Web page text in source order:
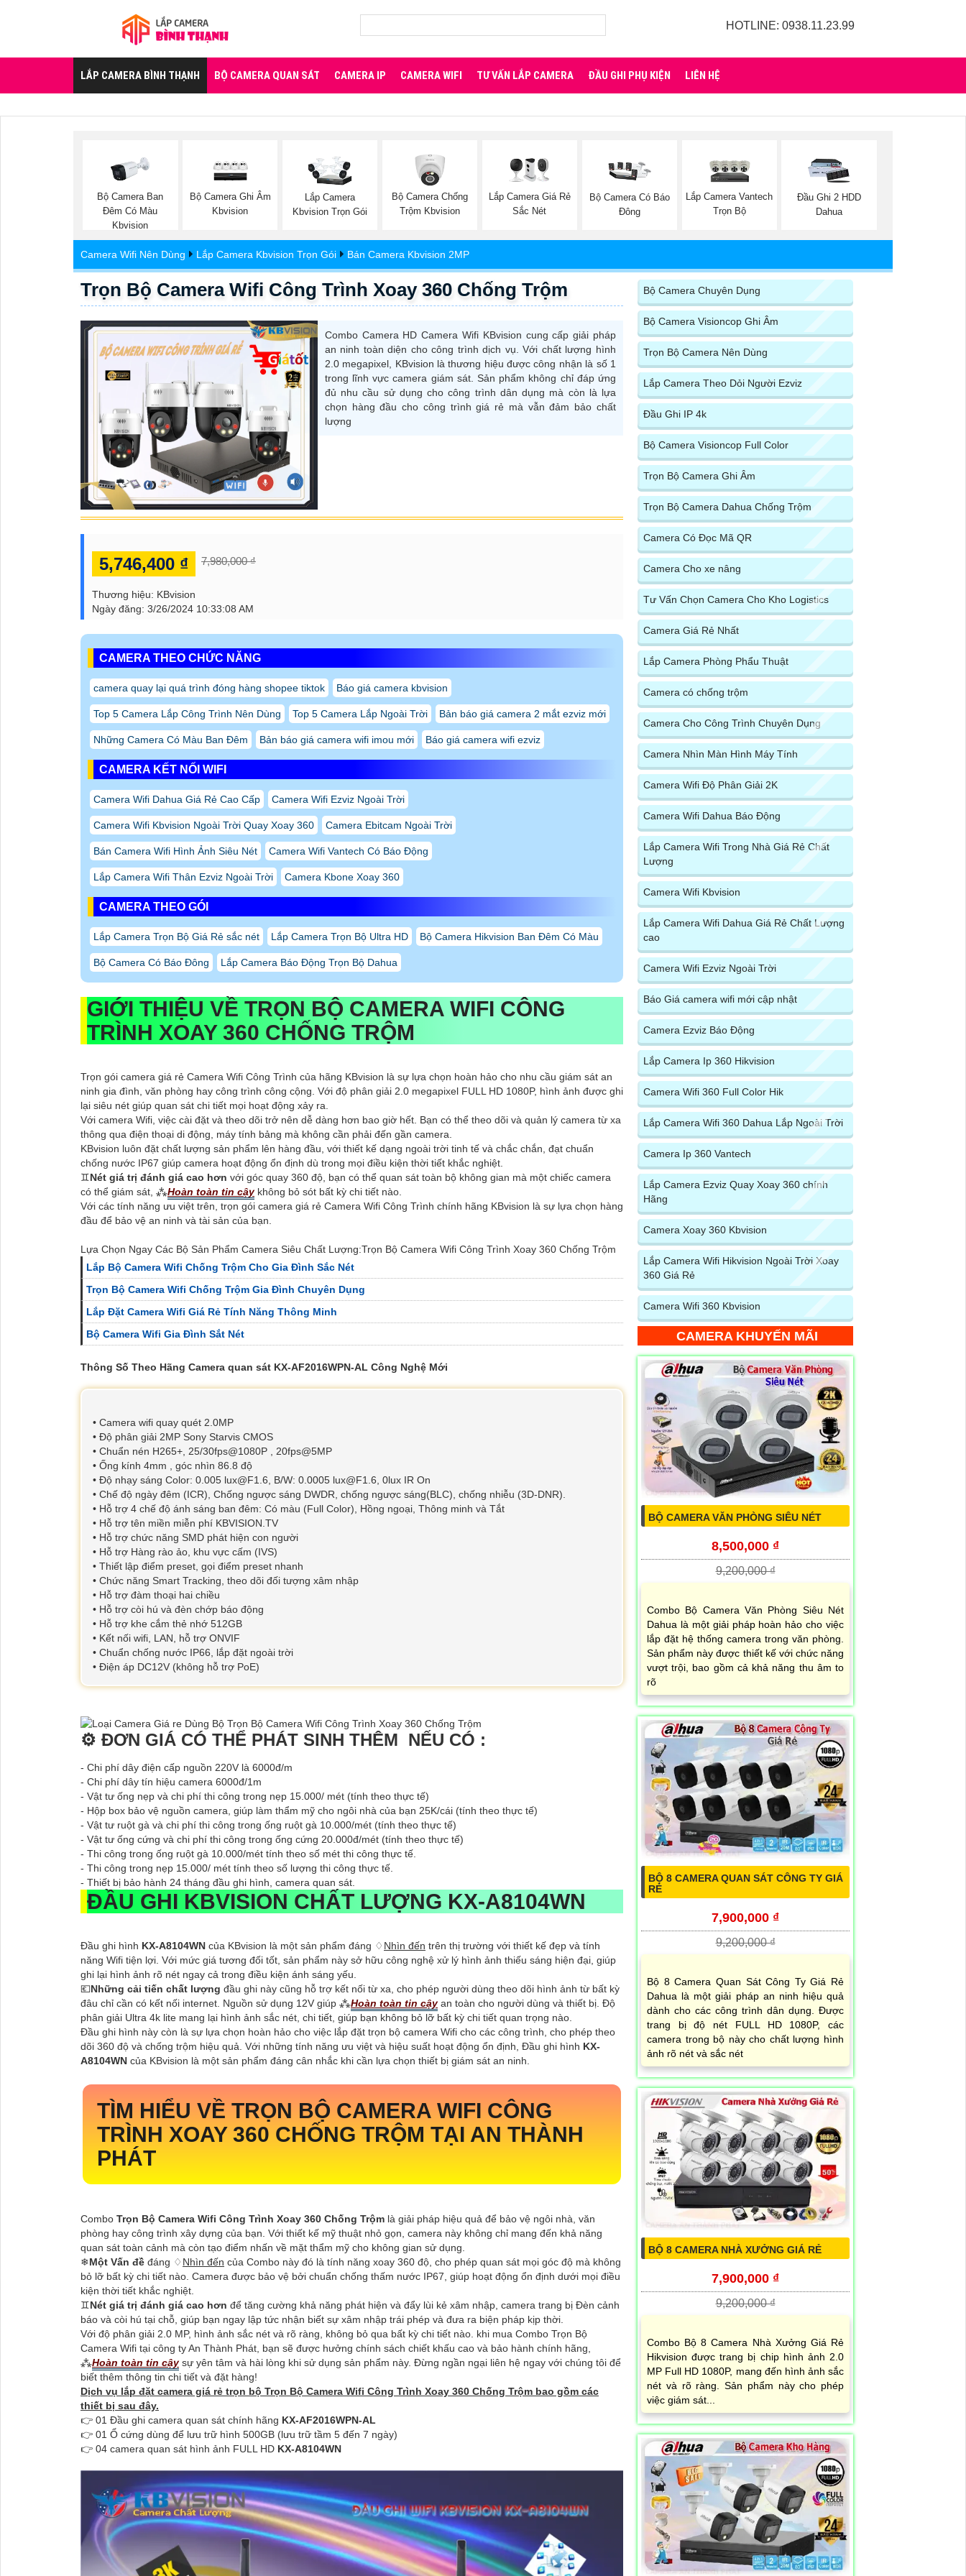
HOTLINE: 0938.11.23.99
LẮP CAMERA BÌNH THẠNH BỘ CAMERA QUAN SÁT CAMERA IP CAMERA WIFI TƯ VẤN LẮP CAMERA ĐẦU GHI PHỤ KIỆN LIÊN HỆ
Bộ Camera Ban
Đêm Có Màu
Kbvision
Bộ Camera Ghi Âm
Kbvision
Lắp Camera
Kbvision Trọn Gói
Bộ Camera Chống
Trộm Kbvision
Lắp Camera Giá Rẻ
Sắc Nét
Bộ Camera Có Báo
Đông
Lắp Camera Vantech
Trọn Bộ
Đầu Ghi 2 HDD
Dahua
Camera Wifi Nên Dùng Lắp Camera Kbvision Trọn Gói Bán Camera Kbvision 2MP
Trọn Bộ Camera Wifi Công Trình Xoay 360 Chống Trộm
Combo Camera HD Camera Wifi KBvision cung cấp giải pháp
an ninh toàn diện cho công trình dịch vụ. Với chất lượng hình
2.0 megapixel, KBvision là thương hiệu được công nhận là số 1
trong lĩnh vực camera giám sát. Sản phẩm không chỉ đáp ứng
đủ nhu cầu sử dụng cho công trình dân dụng mà còn là lựa
chọn hàng đầu cho công trình giá rẻ mà vẫn đảm bảo chất
lượng
5,746,400 ₫ 7,980,000 ₫
Thương hiệu: KBvision
Ngày đăng: 3/26/2024 10:33:08 AM
CAMERA THEO CHỨC NĂNG
camera quay lại quá trình đóng hàng shopee tiktok Báo giá camera kbvision
Top 5 Camera Lắp Công Trình Nên Dùng Top 5 Camera Lắp Ngoài Trời Bản báo giá camera 2 mắt ezviz mới
Những Camera Có Màu Ban Đêm Bản báo giá camera wifi imou mới Báo giá camera wifi ezviz
CAMERA KẾT NỐI WIFI
Camera Wifi Dahua Giá Rẻ Cao Cấp Camera Wifi Ezviz Ngoài Trời
Camera Wifi Kbvision Ngoài Trời Quay Xoay 360 Camera Ebitcam Ngoài Trời
Bán Camera Wifi Hình Ảnh Siêu Nét Camera Wifi Vantech Có Báo Động
Lắp Camera Wifi Thân Ezviz Ngoài Trời Camera Kbone Xoay 360
CAMERA THEO GÓI
Lắp Camera Trọn Bộ Giá Rẻ sắc nét Lắp Camera Trọn Bộ Ultra HD Bộ Camera Hikvision Ban Đêm Có Màu
Bộ Camera Có Báo Đông Lắp Camera Báo Động Trọn Bộ Dahua
GIỚI THIỆU VỀ TRỌN BỘ CAMERA WIFI CÔNG
TRÌNH XOAY 360 CHỐNG TRỘM
Trọn gói camera giá rẻ Camera Wifi Công Trình của hãng KBvision là sự lựa chọn hoàn hảo cho nhu cầu giám sát an
ninh gia đình, văn phòng hay công trình công cộng. Với độ phân giải 2.0 megapixel FULL HD 1080P, hình ảnh được ghi
lại siêu nét giúp quan sát chi tiết mọi hoạt động xảy ra.
Với camera Wifi, việc cài đặt và theo dõi trở nên dễ dàng hơn bao giờ hết. Bạn có thể theo dõi và quản lý camera từ xa
thông qua điện thoại di động, máy tính bảng mà không cần phải đến gần camera.
KBvision luôn đặt chất lượng sản phẩm lên hàng đầu, với thiết kế dạng ngoài trời tinh tế và chắc chắn, đạt chuẩn
chống nước IP67 giúp camera hoạt động ổn định dù trong mọi điều kiện thời tiết khắc nghiệt.
♊Nét giá trị đánh giá cao hơn với góc quay 360 độ, bạn có thể quan sát toàn bộ không gian mà một chiếc camera
có thể giám sát, ⁂Hoàn toàn tin cậykhông bỏ sót bất kỳ chi tiết nào.
Với các tính năng ưu việt trên, trọn gói camera giá rẻ Camera Wifi Công Trình chính hãng KBvision là sự lựa chọn hàng
đầu để bảo vệ an ninh và tài sản của bạn.
Lựa Chọn Ngay Các Bộ Sản Phẩm Camera Siêu Chất Lượng:Trọn Bộ Camera Wifi Công Trình Xoay 360 Chống Trộm
Lắp Bộ Camera Wifi Chống Trộm Cho Gia Đình Sắc Nét
Trọn Bộ Camera Wifi Chống Trộm Gia Đình Chuyên Dụng
Lắp Đặt Camera Wifi Giá Rẻ Tính Năng Thông Minh
Bộ Camera Wifi Gia Đình Sắt Nét
Thông Số Theo Hãng Camera quan sát KX-AF2016WPN-AL Công Nghệ Mới
• Camera wifi quay quét 2.0MP
• Độ phân giải 2MP Sony Starvis CMOS
• Chuẩn nén H265+, 25/30fps@1080P , 20fps@5MP
• Ống kính 4mm , góc nhìn 86.8 độ
• Độ nhạy sáng Color: 0.005 lux@F1.6, B/W: 0.0005 lux@F1.6, 0lux IR On
• Chế độ ngày đêm (ICR), Chống ngược sáng DWDR, chống ngược sáng(BLC), chống nhiễu (3D-DNR).
• Hỗ trợ 4 chế độ ánh sáng ban đêm: Có màu (Full Color), Hồng ngoại, Thông minh và Tắt
• Hỗ trợ tên miền miễn phí KBVISION.TV
• Hỗ trợ chức năng SMD phát hiện con người
• Hỗ trợ Hàng rào ảo, khu vực cấm (IVS)
• Thiết lập điểm preset, gọi điểm preset nhanh
• Chức năng Smart Tracking, theo dõi đối tượng xâm nhập
• Hỗ trợ đàm thoại hai chiều
• Hỗ trợ còi hú và đèn chớp báo động
• Hỗ trợ khe cắm thẻ nhớ 512GB
• Kết nối wifi, LAN, hỗ trợ ONVIF
• Chuẩn chống nước IP66, lắp đặt ngoài trời
• Điện áp DC12V (không hỗ trợ PoE)
⚙ ĐƠN GIÁ CÓ THỂ PHÁT SINH THÊM NẾU CÓ :
- Chi phí dây điện cấp nguồn 220V là 6000đ/m
- Chi phí dây tín hiệu camera 6000đ/1m
- Vật tư ống nẹp và chi phí thi công trong nẹp 15.000/ mét (tính theo thực tế)
- Hộp box bảo vệ nguồn camera, giúp làm thẩm mỹ cho ngôi nhà của bạn 25K/cái (tính theo thực tế)
- Vật tư ruột gà và chi phí thi công trong ống ruột gà 10.000/mét (tính theo thực tế)
- Vật tư ống cứng và chi phí thi công trong ống cứng 20.000đ/mét (tính theo thực tế)
- Thi công trong ống ruột gà 10.000/mét tính theo số mét thi công thực tế.
- Thi công trong nẹp 15.000/ mét tính theo số lượng thi công thực tế.
- Thiết bị bảo hành 24 tháng đầu ghi hình, camera quan sát.
ĐẦU GHI KBVISION CHẤT LƯỢNG KX-A8104WN
Đầu ghi hình KX-A8104WN của KBvision là một sản phẩm đáng ♢ Nhìn đến trên thị trường với thiết kế đẹp và tính
năng Wifi tiện lợi. Với mức giá tương đối tốt, sản phẩm này sở hữu công nghệ xử lý hình ảnh thiếu sáng hiện đại, giúp
ghi lại hình ảnh rõ nét ngay cả trong điều kiện ánh sáng yếu.
💶Những cải tiến chất lượng đầu ghi này cũng hỗ trợ kết nối từ xa, cho phép người dùng theo dõi hình ảnh từ bất kỳ
đâu chỉ cần có kết nối internet. Nguồn sử dụng 12V giúp ⁂Hoàn toàn tin cậyan toàn cho người dùng và thiết bị. Độ
phân giải Ultra 4k lite mang lại hình ảnh sắc nét, chi tiết, giúp bạn không bỏ lỡ bất kỳ chi tiết quan trọng nào.
Đầu ghi hình này còn là sự lựa chọn hoàn hảo cho việc lắp đặt trọn bộ camera Wifi cho các công trình, cho phép theo
dõi 360 độ và chống trộm hiệu quả. Với những tính năng ưu việt và hiệu suất hoạt động ổn định, Đầu ghi hình KX-
A8104WN của KBvision là một sản phẩm đáng cân nhắc khi cần lựa chọn thiết bị giám sát an ninh.
TÌM HIỂU VỀ TRỌN BỘ CAMERA WIFI CÔNG
TRÌNH XOAY 360 CHỐNG TRỘM TẠI AN THÀNH
PHÁT
Combo Trọn Bộ Camera Wifi Công Trình Xoay 360 Chống Trộm là giải pháp hiệu quả để bảo vệ ngôi nhà, văn
phòng hay công trình xây dựng của bạn. Với thiết kế mỹ thuật nhỏ gọn, camera này không chỉ mang đến khả năng
quan sát toàn cảnh mà còn tạo điểm nhấn về mặt thẩm mỹ cho không gian sử dụng.
❄Một Vấn đề đáng ♢ Nhìn đến của Combo này đó là tính năng xoay 360 độ, cho phép quan sát mọi góc độ mà không
bỏ lỡ bất kỳ chi tiết nào. Camera được bảo vệ bởi chuẩn chống thấm nước IP67, giúp hoạt động ổn định dưới mọi điều
kiện thời tiết khắc nghiệt.
♊Nét giá trị đánh giá cao hơn để tăng cường khả năng phát hiện và đẩy lùi kẻ xâm nhập, camera trang bị Đèn cảnh
báo và còi hú tại chỗ, giúp bạn ngay lập tức nhận biết sự xâm nhập trái phép và đưa ra biện pháp kịp thời.
Với độ phân giải 2.0 MP, hình ảnh sắc nét và rõ ràng, không bỏ qua bất kỳ chi tiết nào. khi mua Combo Trọn Bộ
Camera Wifi tại công ty An Thành Phát, bạn sẽ được hưởng chính sách chiết khấu cao và bảo hành chính hãng,
⁂Hoàn toàn tin cậysự yên tâm và hài lòng khi sử dụng sản phẩm này. Đừng ngần ngại liên hệ ngay với chúng tôi để
biết thêm thông tin chi tiết và đặt hàng!
Dịch vụ lắp đặt camera giá rẻ trọn bộ Trọn Bộ Camera Wifi Công Trình Xoay 360 Chống Trộm bao gồm các
thiết bị sau đây.
👉 01 Đầu ghi camera quan sát chính hãng KX-AF2016WPN-AL
👉 01 Ổ cứng dùng để lưu trữ hình 500GB (lưu trữ tầm 5 đến 7 ngày)
👉 04 camera quan sát hình ảnh FULL HD KX-A8104WN
Bộ Camera Chuyên Dụng
Bộ Camera Visioncop Ghi Âm
Trọn Bộ Camera Nên Dùng
Lắp Camera Theo Dỏi Người Ezviz
Đầu Ghi IP 4k
Bộ Camera Visioncop Full Color
Trọn Bộ Camera Ghi Âm
Trọn Bộ Camera Dahua Chống Trộm
Camera Có Đọc Mã QR
Camera Cho xe nâng
Tư Vấn Chọn Camera Cho Kho Logistics
Camera Giá Rẻ Nhất
Lắp Camera Phòng Phẩu Thuật
Camera có chống trộm
Camera Cho Công Trình Chuyên Dụng
Camera Nhìn Màn Hình Máy Tính
Camera Wifi Độ Phân Giải 2K
Camera Wifi Dahua Báo Động
Lắp Camera Wifi Trong Nhà Giá Rẻ Chất
Lượng
Camera Wifi Kbvision
Lắp Camera Wifi Dahua Giá Rẻ Chất Lượng
cao
Camera Wifi Ezviz Ngoài Trời
Báo Giá camera wifi mới cập nhật
Camera Ezviz Báo Động
Lắp Camera Ip 360 Hikvision
Camera Wifi 360 Full Color Hik
Lắp Camera Wifi 360 Dahua Lắp Ngoài Trời
Camera Ip 360 Vantech
Lắp Camera Ezviz Quay Xoay 360 chính
Hãng
Camera Xoay 360 Kbvision
Lắp Camera Wifi Hikvision Ngoài Trời Xoay
360 Giá Rẻ
Camera Wifi 360 Kbvision
CAMERA KHUYẾN MÃI
BỘ CAMERA VĂN PHÒNG SIÊU NÉT
8,500,000 ₫
9,200,000 ₫
Combo Bộ Camera Văn Phòng Siêu Nét
Dahua là một giải pháp hoàn hảo cho việc
lắp đặt hệ thống camera trong văn phòng.
Sản phẩm này được thiết kế với chức năng
vượt trội, bao gồm cả khả năng thu âm to
rõ
BỘ 8 CAMERA QUAN SÁT CÔNG TY GIÁ
RẺ
7,900,000 ₫
9,200,000 ₫
Bộ 8 Camera Quan Sát Công Ty Giá Rẻ
Dahua là một giải pháp an ninh hiệu quả
dành cho các công trình dân dụng. Được
trang bị độ nét FULL HD 1080P, các
camera trong bộ này cho chất lượng hình
ảnh rõ nét và sắc nét
BỘ 8 CAMERA NHÀ XƯỞNG GIÁ RẺ
7,900,000 ₫
9,200,000 ₫
Combo Bộ 8 Camera Nhà Xưởng Giá Rẻ
Hikvision được trang bị chip hình ảnh 2.0
MP Full HD 1080P, mang đến hình ảnh sắc
nét và rõ ràng. Sản phẩm này cho phép
việc giám sát...